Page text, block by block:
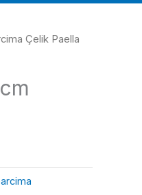
Çelik Paella